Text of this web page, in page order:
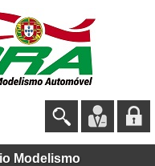
Modelismo